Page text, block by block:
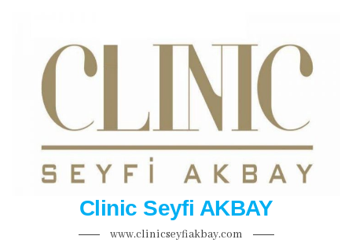
Clinic Seyfi AKBAY
www.clinicseyfiakbay.com